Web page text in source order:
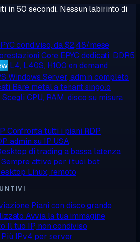
in 60 secondi. Nessun labirinto di
condiviso, da $2,48/mese
Core EPYC dedicati, DDR5
L4, L40S, H100 on demand
Windows Server, admin completo
Bare metal a tenant singolo
Scegli CPU, RAM, disco su misura
Confronta tutti i piani RDP
admin su IP USA
di trading a bassa latenza
Sempre attivo per i tuoi bot
Linux, remoto
Piani con disco grande
Avvia la tua immagine
Il tuo IP, non condiviso
Più IPv4 per server